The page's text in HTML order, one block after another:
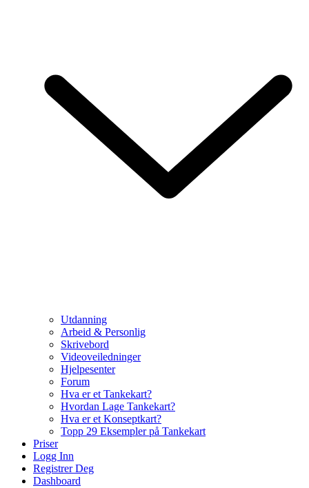
Utdanning
Arbeid & Personlig
Skrivebord
Videoveiledninger
Hjelpesenter
Forum
Hva er et Tankekart?
Hvordan Lage Tankekart?
Hva er et Konseptkart?
Topp 29 Eksempler på Tankekart
Priser
Logg Inn
Registrer Deg
Dashboard